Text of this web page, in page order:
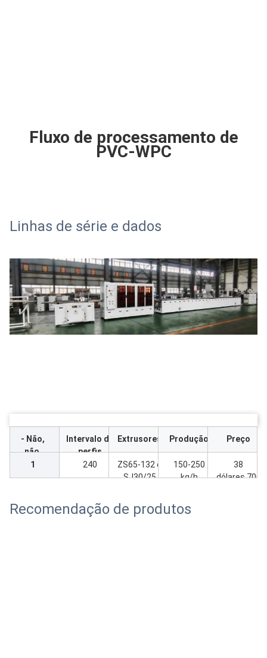
Fluxo de processamento de
PVC-WPC
Linhas de série e dados
- Não,
não.
Intervalo de
perfis
Extrusores Produção Preço
1 240
ZS65-132 e
SJ30/25
150-250
kg/h
38
dólares.700
Recomendação de produtos